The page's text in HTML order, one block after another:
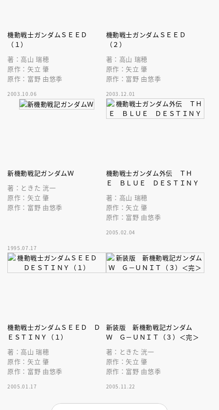
機動戦士ガンダムＳＥＥＤ
（１）
著：高山 瑞穂
原作：矢立 肇
原作：富野 由悠季
2003.10.06
機動戦士ガンダムＳＥＥＤ
（２）
著：高山 瑞穂
原作：矢立 肇
原作：富野 由悠季
2003.12.01
新機動戦記ガンダムＷ
著：ときた 洸一
原作：矢立 肇
原作：富野 由悠季
1995.07.17
機動戦士ガンダム外伝 ＴＨ
Ｅ ＢＬＵＥ ＤＥＳＴＩＮＹ
著：高山 瑞穂
原作：矢立 肇
原作：富野 由悠季
2005.02.04
機動戦士ガンダムＳＥＥＤ Ｄ
ＥＳＴＩＮＹ（１）
著：高山 瑞穂
原作：矢立 肇
原作：富野 由悠季
2005.01.17
新装版 新機動戦記ガンダム
Ｗ Ｇ－ＵＮＩＴ（３）＜完＞
著：ときた 洸一
原作：矢立 肇
原作：富野 由悠季
2005.11.22